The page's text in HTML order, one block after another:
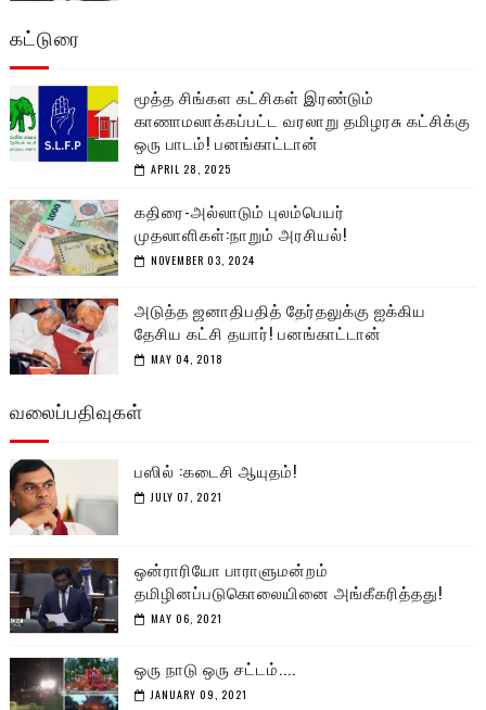
கட்டுரை
மூத்த சிங்கள கட்சிகள் இரண்டும்
காணாமலாக்கப்பட்ட வரலாறு தமிழரசு கட்சிக்கு
ஒரு பாடம்! பனங்காட்டான்
APRIL 28, 2025
கதிரை-அல்லாடும் புலம்பெயர்
முதலாளிகள்:நாறும் அரசியல்!
NOVEMBER 03, 2024
அடுத்த ஜனாதிபதித் தேர்தலுக்கு ஐக்கிய
தேசிய கட்சி தயார்! பனங்காட்டான்
MAY 04, 2018
வலைப்பதிவுகள்
பஸில் :கடைசி ஆயுதம்!
JULY 07, 2021
ஒன்ராரியோ பாராளுமன்றம்
தமிழினப்படுகொலையினை அங்கீகரித்தது!
MAY 06, 2021
ஒரு நாடு ஒரு சட்டம்....
JANUARY 09, 2021